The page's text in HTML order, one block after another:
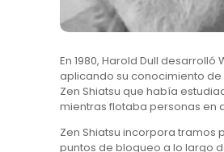
En 1980, Harold Dull desarrolló
aplicando su conocimiento de
Zen Shiatsu que había
mientras flotaba personas en
Zen Shiatsu incorpora tramos
puntos de bloqueo a lo largo